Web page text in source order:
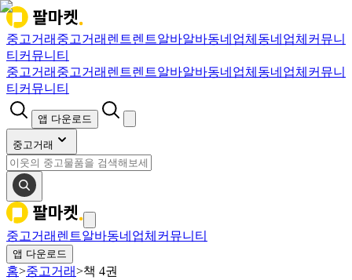
중고거래 중고거래 렌트렌트알바알바동네업체 동네업체 커뮤니
티 커뮤니티
중고거래 중고거래 렌트렌트알바알바동네업체 동네업체 커뮤니
티 커뮤니티
앱 다운로드
중고거래
중고거래 렌트알바동네업체 커뮤니티
앱 다운로드
홈>중고거래>책 4권